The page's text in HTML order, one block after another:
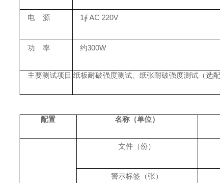
电 源 1∮ AC 220V
功 率 约300W
主要测试项目 纸板耐破强度测试 、纸张耐破强度测试（选
配置 名称（单位）
文件（份）
警示标签（张）